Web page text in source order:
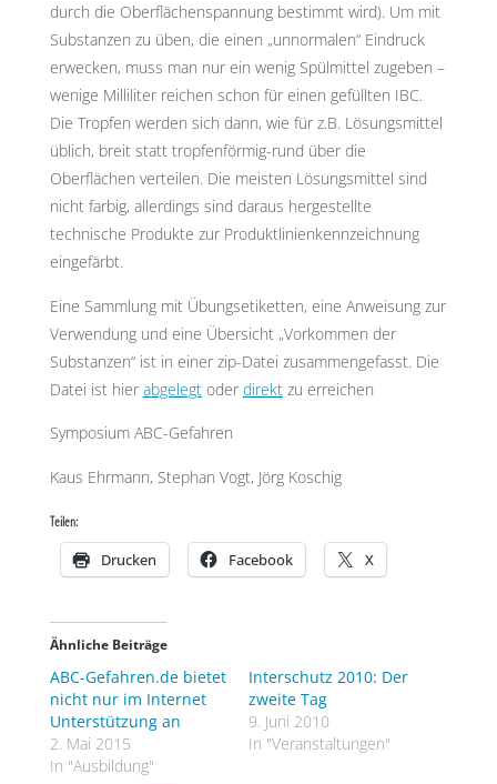
durch die Oberflächenspannung bestimmt wird). Um mit
Substanzen zu üben, die einen „unnormalen“ Eindruck
erwecken, muss man nur ein wenig Spülmittel zugeben –
wenige Milliliter reichen schon für einen gefüllten IBC.
Die Tropfen werden sich dann, wie für z.B. Lösungsmittel
üblich, breit statt tropfenförmig-rund über die
Oberflächen verteilen. Die meisten Lösungsmittel sind
nicht farbig, allerdings sind daraus hergestellte
technische Produkte zur Produktlinienkennzeichnung
eingefärbt.
Eine Sammlung mit Übungsetiketten, eine Anweisung zur
Verwendung und eine Übersicht „Vorkommen der
Substanzen“ ist in einer zip-Datei zusammengefasst. Die
Datei ist hier abgelegtoder direktzu erreichen
Symposium ABC-Gefahren
Kaus Ehrmann, Stephan Vogt, Jörg Koschig
Teilen:
Drucken Facebook X
Ähnliche Beiträge
ABC-Gefahren.de bietet
nicht nur im Internet
Unterstützung an
2. Mai 2015
In "Ausbildung"
Interschutz 2010: Der
zweite Tag
9. Juni 2010
In "Veranstaltungen"